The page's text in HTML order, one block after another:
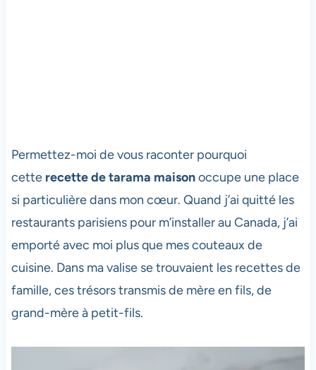
Permettez-moi de vous raconter pourquoi
cetterecette de tarama maisonoccupe une place
si particulière dans mon cœur. Quand j’ai quitté les
restaurants parisiens pour m’installer au Canada, j’ai
emporté avec moi plus que mes couteaux de
cuisine. Dans ma valise se trouvaient les recettes de
famille, ces trésors transmis de mère en fils, de
grand-mère à petit-fils.